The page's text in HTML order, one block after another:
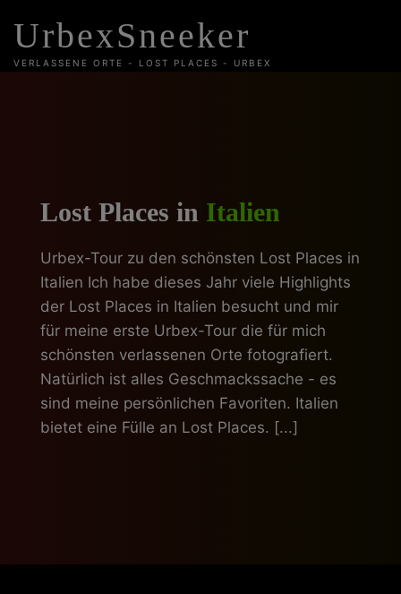
content
UrbexSneeker
VERLASSENE ORTE - LOST PLACES - URBEX
Lost Places in Italien
Urbex-Tour zu den schönsten Lost Places in
Italien Ich habe dieses Jahr viele Highlights
der Lost Places in Italien besucht und mir
für meine erste Urbex-Tour die für mich
schönsten verlassenen Orte fotografiert.
Natürlich ist alles Geschmackssache - es
sind meine persönlichen Favoriten. Italien
bietet eine Fülle an Lost Places. [...]